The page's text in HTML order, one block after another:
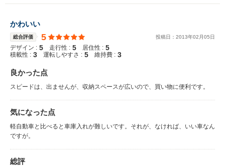
かわいい
総合評価 5 投稿日： 2013年02 月05日
デザイン : 5 走行性 : 5 居住性 : 5
積載性 : 3 運転しやすさ : 5 維持費 : 3
良かった点
スピードは、出ませんが、収納スペースが広いので、買い物に便利です。
気になった点
軽自動車と比べると車庫入れが難しいです。それが、なければ、いい車なん
ですが。
総評